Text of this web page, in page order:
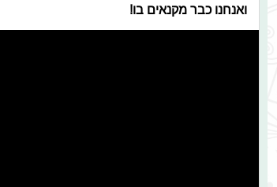
ואנחנו כבר מקנאים בו!